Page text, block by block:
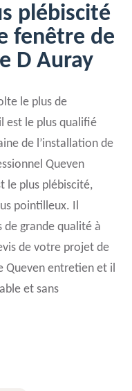
plébiscité
fenêtre de
D Auray
le plus de
est le plus qualifié
de l’installation de
Queven
le plus plébiscité,
pointilleux. Il
grande qualité à
de votre projet de
Queven entretien et il
et sans